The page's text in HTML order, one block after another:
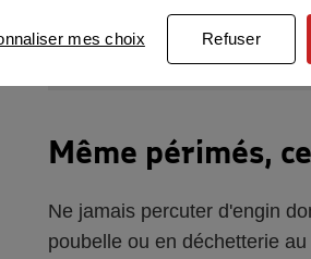
4 Que faire
Même périmés,
Ne jamais percuter d'engin
poubelle ou en déchetterie
mes choix Refuser